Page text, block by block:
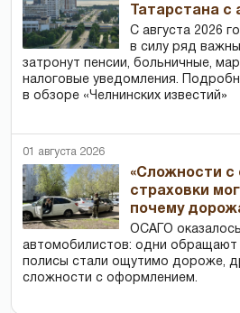
Татарстана с
С августа 2026
в силу ряд
затронут пенсии, больничные,
налоговые уведомления.
в обзоре «Челнинских известий»
01 августа 2026
«Сложности
страховки
почему
ОСАГО
автомобилистов: одни обращают
полисы стали ощутимо дороже,
сложности с оформлением.